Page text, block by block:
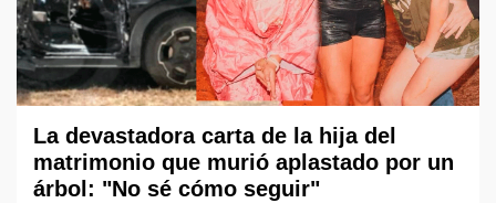
La devastadora carta de la hija del
matrimonio que murió aplastado por un
árbol: "No sé cómo seguir"